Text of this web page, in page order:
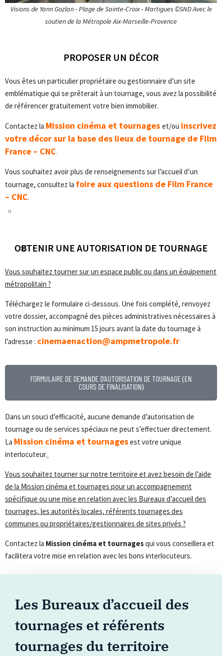
Visions de Yann Gozlan - Plage de Sainte-Croix - Martigues ©SND Avec le
soutien de la Métropole Aix-Marseille-Provence
PROPOSER UN DÉCOR
Vous êtes un particulier propriétaire ou gestionnaire d’un site
emblématique qui se prêterait à un tournage, vous avez la possibilité
de référencer gratuitement votre bien immobilier.
Contactez la Mission cinéma et tournages et/ou inscrivez
votre décor sur la base des lieux de tournage de Film
France – CNC.
Vous souhaitez avoir plus de renseignements sur l’accueil d’un
tournage, consultez la foire aux questions de Film France
– CNC.
OBTENIR UNE AUTORISATION DE TOURNAGE
Vous souhaitez tourner sur un espace public ou dans un équipement
métropolitain ?
Téléchargez le formulaire ci-dessous. Une fois complété, renvoyez
votre dossier, accompagné des pièces administratives nécessaires à
son instruction au minimum 15 jours avant la date du tournage à
l’adresse : cinemaenaction@ampmetropole.fr
FORMULAIRE DE DEMANDE D'AUTORISATION DE TOURNAGE (EN
COURS DE FINALISATION)
Dans un souci d’efficacité, aucune demande d’autorisation de
tournage ou de services spéciaux ne peut s’effectuer directement.
La Mission cinéma et tournagesest votre unique
interlocuteur.
Vous souhaitez tourner sur notre territoire et avez besoin de l’aide
de la Mission cinéma et tournages pour un accompagnement
spécifique ou une mise en relation avec les Bureaux d’accueil des
tournages, les autorités locales, référents tournages des
communes ou propriétaires/gestionnaires de sites privés ?
Contactez la Mission cinéma et tournagesqui vous conseillera et
facilitera votre mise en relation avec les bons interlocuteurs.
Les Bureaux d’accueil des
tournages et référents
tournages du territoire